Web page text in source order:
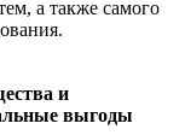
а также самого
и
выгоды